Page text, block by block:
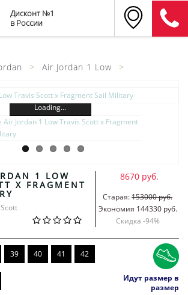
Дисконт №1
в России
Air Jordan 1 Low
Loading...
1 LOW
X FRAGMENT
8670 руб.
Старая:153000 руб.
Экономия 144330 руб.
Скидка -94%
39 40 41 42
Идут размер в
размер